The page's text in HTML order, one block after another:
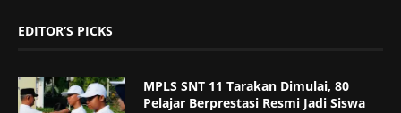
EDITOR’S PICKS
MPLS SNT 11 Tarakan Dimulai, 80
Pelajar Berprestasi Resmi Jadi Siswa